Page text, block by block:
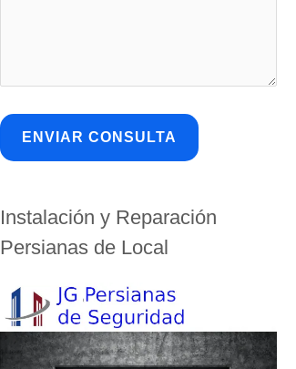
Instalación y Reparación
Persianas de Local